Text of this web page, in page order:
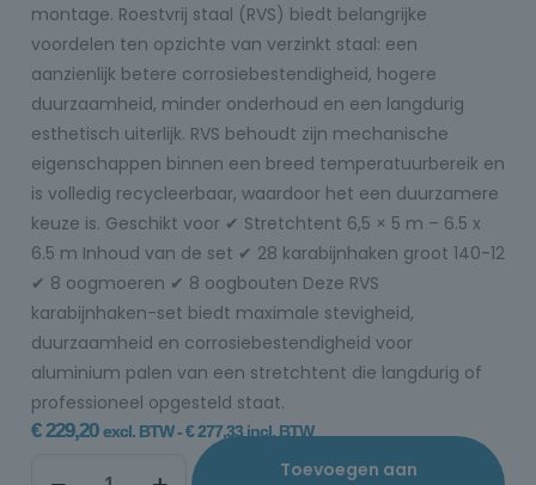
montage. Roestvrij staal (RVS) biedt belangrijke
voordelen ten opzichte van verzinkt staal: een
aanzienlijk betere corrosiebestendigheid, hogere
duurzaamheid, minder onderhoud en een langdurig
esthetisch uiterlijk. RVS behoudt zijn mechanische
eigenschappen binnen een breed temperatuurbereik en
is volledig recycleerbaar, waardoor het een duurzamere
keuze is. Geschikt voor ✔ Stretchtent 6,5 × 5 m – 6.5 x
6.5 m Inhoud van de set ✔ 28 karabijnhaken groot 140-12
✔ 8 oogmoeren ✔ 8 oogbouten Deze RVS
karabijnhaken-set biedt maximale stevigheid,
duurzaamheid en corrosiebestendigheid voor
aluminium palen van een stretchtent die langdurig of
professioneel opgesteld staat.
€229,20 excl. BTW -€277,33 incl. BTW
Toevoegen aan